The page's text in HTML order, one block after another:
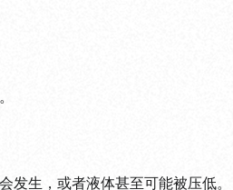
生，或者液体甚至可能被压低。